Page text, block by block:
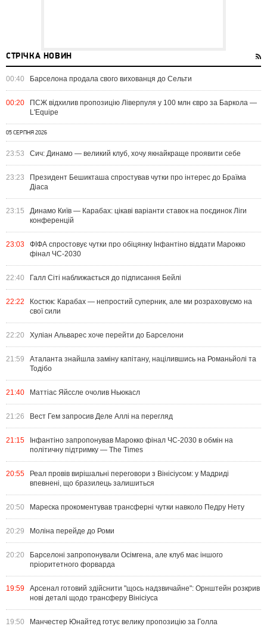
СТРІЧКА НОВИН
00:40 Барселона продала свого вихованця до Сельти
00:20
ПСЖ відхилив пропозицію Ліверпуля у 100 млн євро за Баркола —
L'Equipe
05 СЕРПНЯ 2026
23:53 Сич: Динамо — великий клуб, хочу якнайкраще проявити себе
23:23
Президент Бешикташа спростував чутки про інтерес до Браїма
Діаса
23:15
Динамо Київ — Карабах: цікаві варіанти ставок на поєдинок Ліги
конференцій
23:03
ФІФА спростовує чутки про обіцянку Інфантіно віддати Марокко
фінал ЧС-2030
22:40 Галл Сіті наближається до підписання Бейлі
22:22
Костюк: Карабах — непростий суперник, але ми розраховуємо на
свої сили
22:20 Хуліан Альварес хоче перейти до Барселони
21:59
Аталанта знайшла заміну капітану, націлившись на Романьйолі та
Тодібо
21:40 Маттіас Яйссле очолив Ньюкасл
21:26 Вест Гем запросив Деле Аллі на перегляд
21:15
Інфантіно запропонував Марокко фінал ЧС-2030 в обмін на
політичну підтримку — The Times
20:55
Реал провів вирішальні переговори з Вінісіусом: у Мадриді
впевнені, що бразилець залишиться
20:50 Мареска прокоментував трансферні чутки навколо Педру Нету
20:29 Моліна перейде до Роми
20:20
Барселоні запропонували Осімгена, але клуб має іншого
пріоритетного форварда
19:59
Арсенал готовий здійснити "щось надзвичайне": Орнштейн розкрив
нові деталі щодо трансферу Вінісіуса
19:50 Манчестер Юнайтед готує велику пропозицію за Голла